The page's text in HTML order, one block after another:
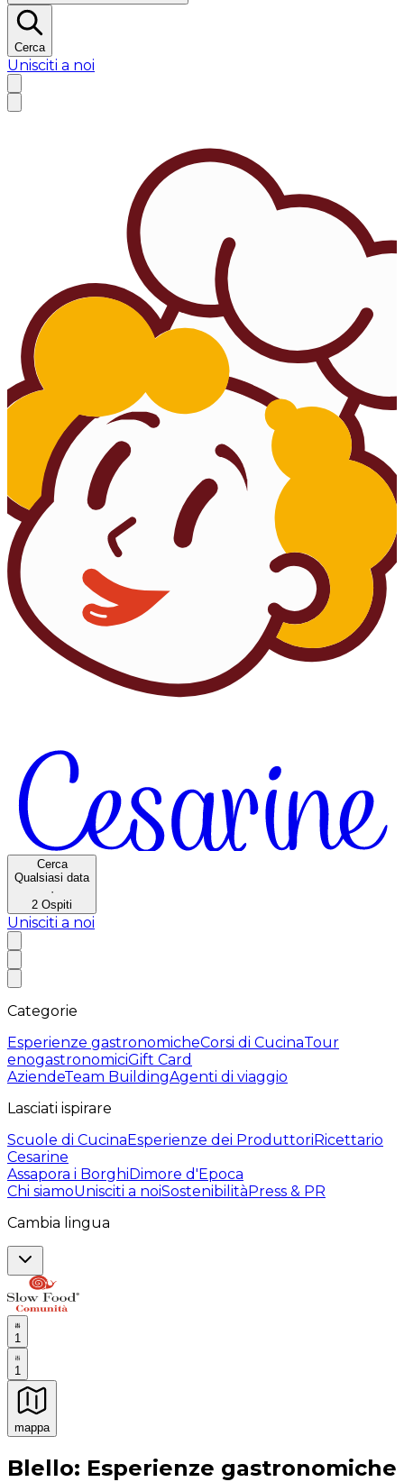
Cerca
Unisciti a noi
Cerca
Qualsiasi data
·
2 Ospiti
Unisciti a noi
Categorie
Esperienze gastronomicheCorsi di CucinaTour
enogastronomiciGift Card
AziendeTeam BuildingAgenti di viaggio
Lasciati ispirare
Scuole di CucinaEsperienze dei ProduttoriRicettario
Cesarine
Assapora i BorghiDimore d'Epoca
Chi siamoUnisciti a noiSostenibilitàPress & PR
Cambia lingua
1
1
mappa
Esperienze culinarie indimenticabili: Esperienze
Blello: Esperienze gastronomiche